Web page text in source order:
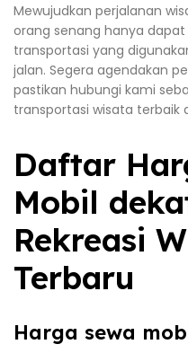
Mewujudkan perjalanan
orang senang hanya
transportasi yang
jalan. Segera agendakan
pastikan hubungi kami
transportasi wisata terbaik
Daftar
Mobil
Rekreasi
Terbaru
Harga sewa